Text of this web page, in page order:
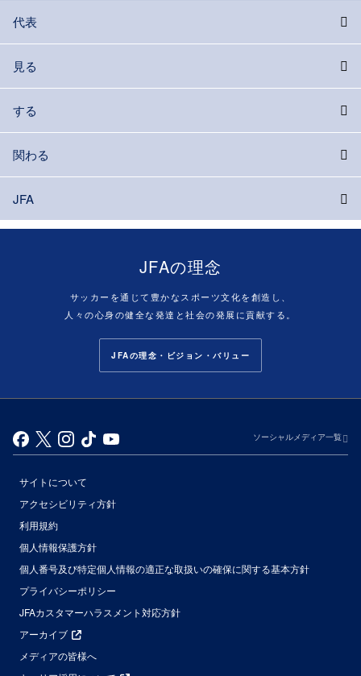
代表
見る
する
関わる
JFA
JFAの理念
サッカーを通じて豊かなスポーツ文化を創造し、
人々の心身の健全な発達と社会の発展に貢献する。
JFAの理念・ビジョン・バリュー
ソーシャルメディア一覧
サイトについて
アクセシビリティ方針
利用規約
個人情報保護方針
個人番号及び特定個人情報の適正な取扱いの確保に関する基本方針
プライバシーポリシー
JFAカスタマーハラスメント対応方針
アーカイブ
メディアの皆様へ